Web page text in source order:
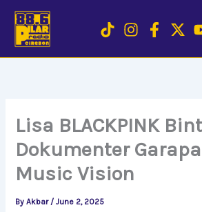
content
Lisa BLACKPINK
Dokumenter
Music Vision
ByAkbar /June 2, 2025